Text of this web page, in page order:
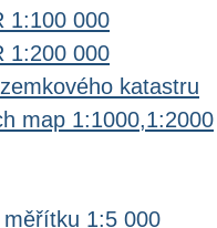
1:100 000
1:200 000
katastru
map 1:1000,1:2000
1:5 000